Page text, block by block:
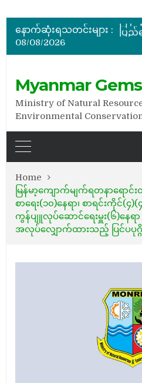
နောက်ဆုံးရသတင်းများ :
အိတ်ဖွ
08/08/2026
Myanmar
Ministry of Natural
Environmental
Home
မြန်မာ့ကျောက်မျက်ရတနာရော
စာရေး(၁၀)နေရာ၊ စာရင်းကိုင်(
ကွန်ပျူလုပ်ဆောင်ရေးမှူး(၆)နေရ
အလုပ်လျှောက်ထားသည့် ပြင်ပပုဂ္